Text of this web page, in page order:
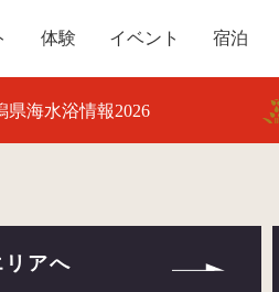
体験 イベント 宿泊
県海水浴情報2026
アへ